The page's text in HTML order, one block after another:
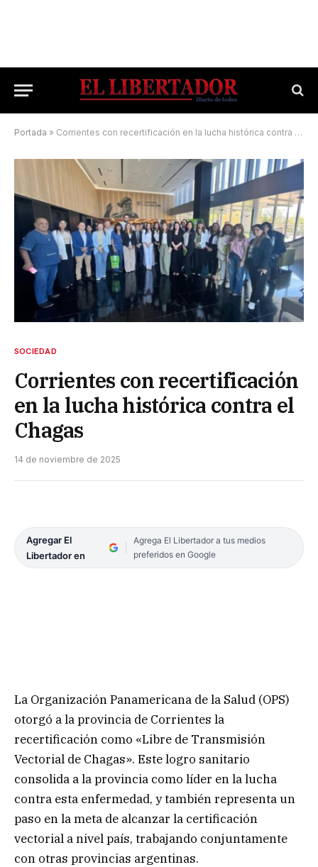
Portada » Corrientes con recertificación en la lucha histórica contra el Chagas
SOCIEDAD
Corrientes con recertificación
en la lucha histórica contra el
Chagas
14 de noviembre de 2025
Agregar El
Libertador en
Agrega El Libertador a tus medios
preferidos en Google
La Organización Panamericana de la Salud (OPS)
otorgó a la provincia de Corrientes la
recertificación como «Libre de Transmisión
Vectorial de Chagas». Este logro sanitario
consolida a la provincia como líder en la lucha
contra esta enfermedad, y también representa un
paso en la meta de alcanzar la certificación
vectorial a nivel país, trabajando conjuntamente
con otras provincias argentinas.